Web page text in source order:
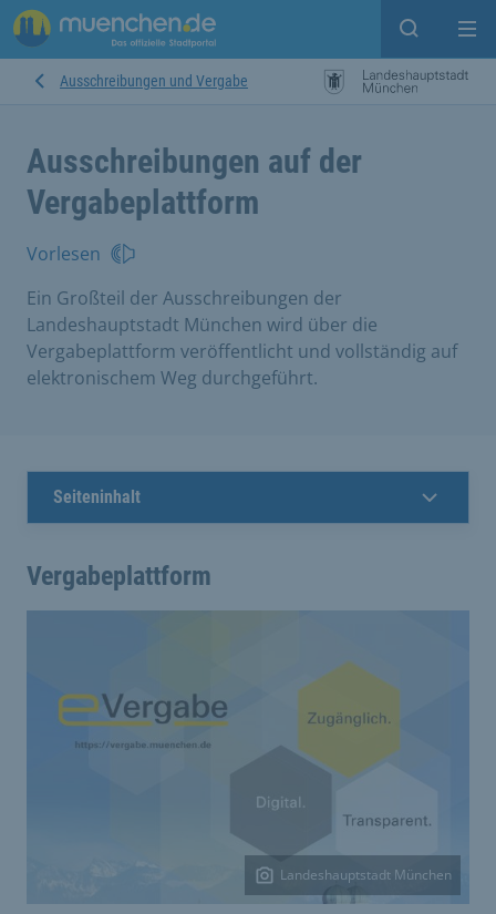
Suche
Ausschreibungen und Vergabe
Ausschreibungen auf der
Vergabeplattform
Vorlesen
Ein Großteil der Ausschreibungen der
Landeshauptstadt München wird über die
Vergabeplattform veröffentlicht und vollständig auf
elektronischem Weg durchgeführt.
Seiteninhalt
Vergabeplattform
Landeshauptstadt München